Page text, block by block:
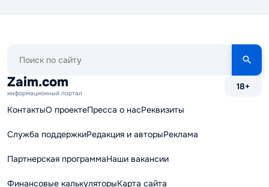
сайту
Zaim.com
информационный портал
18+
КонтактыО проектеПресса о насРеквизиты
Служба поддержкиРедакция и авторыРеклама
Партнерская программаНаши вакансии
Финансовые калькуляторыКарта сайта